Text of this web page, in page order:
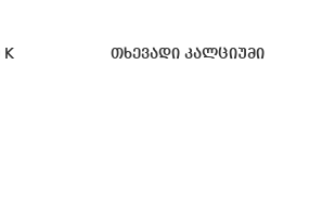
K თხევადი კალციუმი